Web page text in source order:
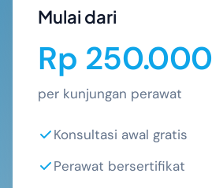
Mulai dari
Rp 250.000
per kunjungan perawat
Konsultasi awal gratis
Perawat bersertifikat